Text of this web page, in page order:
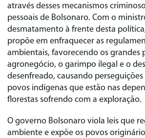
através desses mecanismos
pessoais de Bolsonaro. Com o
desmatamento à frente desta
propõe em enfraquecer as
ambientais, favorecendo os grandes
agronegócio, o garimpo ilegal e o
desenfreado, causando
povos indígenas que estão nas
florestas sofrendo com a exploração.
O governo Bolsonaro viola leis que
ambiente e expõe os povos